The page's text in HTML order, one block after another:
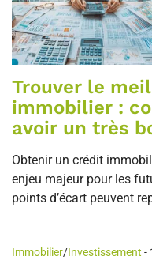
Trouver le
immobilier :
avoir un très
Obtenir un crédit
enjeu majeur pour les
points d’écart peuvent
Immobilier/Investissement -